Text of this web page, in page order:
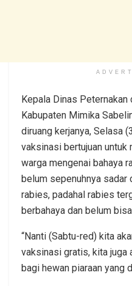
Kepala Dinas Peternakan
Kabupaten Mimika
diruang kerjanya, Selasa
vaksinasi bertujuan
warga mengenai bahaya
belum sepenuhnya sadar
rabies, padahal rabies
berbahaya dan belum
“Nanti (Sabtu-red) kita
vaksinasi gratis, kita juga
bagi hewan piaraan yang